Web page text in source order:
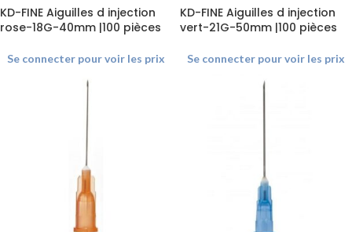
KD-FINE Aiguilles d injection
rose-18G-40mm |100 pièces
Se connecter pour voir les prix
KD-FINE Aiguilles d injection
vert-21G-50mm |100 pièces
Se connecter pour voir les prix